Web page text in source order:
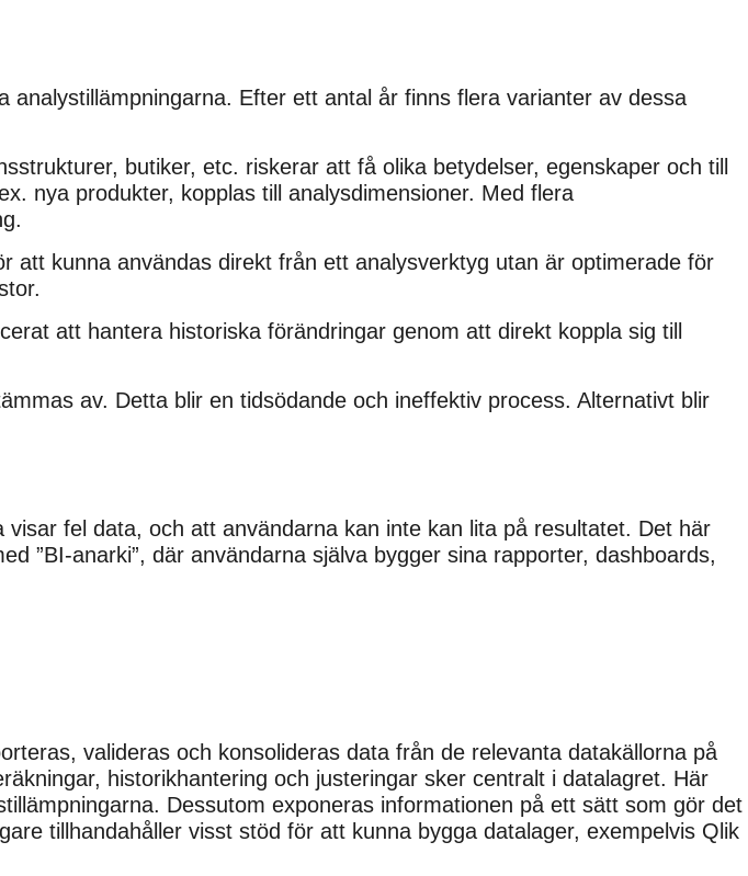
Efter ett antal år finns flera varianter av dessa
butiker, etc. riskerar att få olika betydelser, egenskaper och till
nya produkter, kopplas till analysdimensioner. Med flera
kunna användas direkt från ett analysverktyg utan är optimerade för
att hantera historiska förändringar genom att direkt koppla sig till
av. Detta blir en tidsödande och ineffektiv process. Alternativt blir
fel data, och att användarna kan inte kan lita på resultatet. Det här
”BI-anarki”, där användarna själva bygger sina rapporter, dashboards,
valideras och konsolideras data från de relevanta datakällorna på
historikhantering och justeringar sker centralt i datalagret. Här
Dessutom exponeras informationen på ett sätt som gör det
tillhandahåller visst stöd för att kunna bygga datalager, exempelvis Qlik